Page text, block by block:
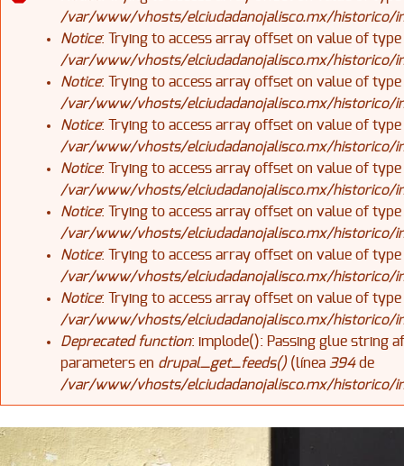
Mensaje de error
/var/www/vhosts/elciudadanojalisco.mx/historico/
Notice: Trying to access array offset on value of
/var/www/vhosts/elciudadanojalisco.mx/historico/
Notice: Trying to access array offset on value of
/var/www/vhosts/elciudadanojalisco.mx/historico/
Notice: Trying to access array offset on value of
/var/www/vhosts/elciudadanojalisco.mx/historico/
Notice: Trying to access array offset on value of
/var/www/vhosts/elciudadanojalisco.mx/historico/
Notice: Trying to access array offset on value of
/var/www/vhosts/elciudadanojalisco.mx/historico/
Notice: Trying to access array offset on value of
/var/www/vhosts/elciudadanojalisco.mx/historico/
Notice: Trying to access array offset on value of
/var/www/vhosts/elciudadanojalisco.mx/historico/
Deprecated function: implode(): Passing glue string
parameters en drupal_get_feeds()(línea 394de
/var/www/vhosts/elciudadanojalisco.mx/historico/